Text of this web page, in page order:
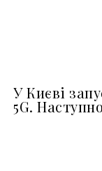
У Києві
5G.